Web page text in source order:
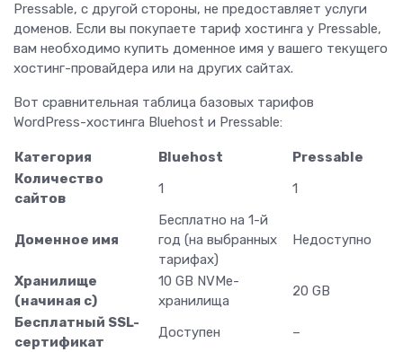
Pressable, с другой стороны, не предоставляет услуги
доменов. Если вы покупаете тариф хостинга у Pressable,
вам необходимо купить доменное имя у вашего текущего
хостинг-провайдера или на других сайтах.
Вот сравнительная таблица базовых тарифов
WordPress-хостинга Bluehost и Pressable:
Категория Bluehost
Pressable
Количество
сайтов
1 1
Доменное имя
Бесплатно на 1-й
год (на выбранных
тарифах)
Недоступно
Хранилище
(начиная с)
10 GB NVMe-
хранилища
20 GB
Бесплатный SSL-
сертификат
Доступен
–